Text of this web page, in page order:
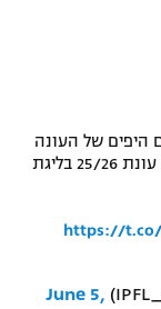
היפים של העונה
והיכנסו להצביע – מהו השער היפה ביותר של עונת 25/26 בליגת
https://t.co/
June 5,